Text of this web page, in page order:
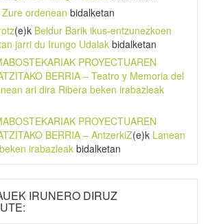
Zure ordenean bidalketan
(e)k Beldur Barik ikus-entzunezkoen
jarri du Irungo Udalak bidalketan
PROYECTUAREN
BERRIA – Teatro y Memoria del
ari dira Ribera beken irabazleak
PROYECTUAREN
BERRIA – AntzerkiZ(e)k Lanean
irabazleak bidalketan
IRUNERO DIRUZ